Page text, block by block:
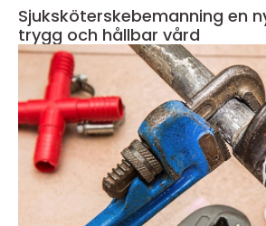
Sjuksköterskebemanning en nyckelfråga för
trygg och hållbar vård